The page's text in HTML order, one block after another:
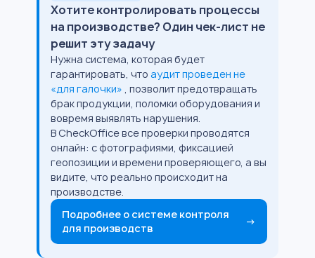
Хотите контролировать процессы
на производстве? Один чек-лист не
решит эту задачу
Нужна система, которая будет
гарантировать, что аудит проведен не
«для галочки» , позволит предотвращать
брак продукции, поломки оборудования и
вовремя выявлять нарушения.
В CheckOffice все проверки проводятся
онлайн: с фотографиями, фиксацией
геопозиции и времени проверяющего, а вы
видите, что реально происходит на
производстве.
Подробнее о системе контроля
для производств
→